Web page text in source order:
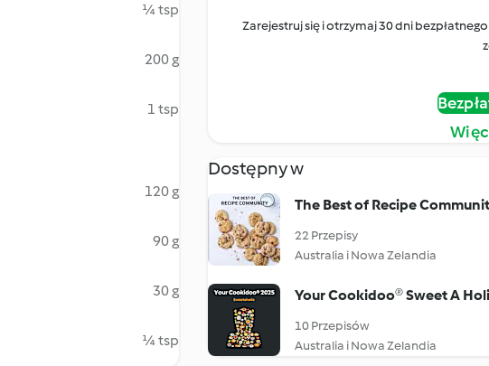
¼ tsp
200 g
1 tsp
120 g
90 g
30 g
¼ tsp
Zarejestruj się i otrzymaj 30 dni
Dostępny w
The Best of Recipe
22 Przepisy
Australia i Nowa Zelandia
Your Cookidoo® Sweet A
10 Przepisów
Australia i Nowa Zelandia